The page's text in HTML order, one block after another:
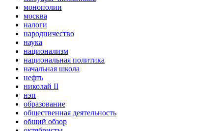
монополии
москва
налоги
народничество
наука
национализм
национальная политика
начальная школа
нефть
николай II
нэп
образование
общественная деятельность
общий обзор